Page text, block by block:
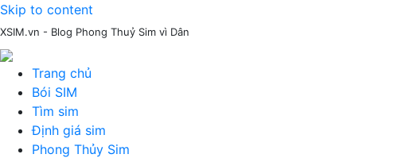
Skip to content
XSIM.vn - Blog Phong Thuỷ Sim vì Dân
Trang chủ
Bói SIM
Tìm sim
Định giá sim
Phong Thủy Sim